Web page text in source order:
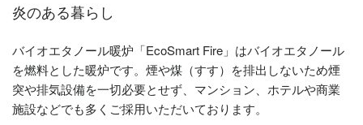
炎のある暮らし
バイオエタノール暖炉「EcoSmart Fire」はバイオエタノール
を燃料とした暖炉です。煙や煤（すす）を排出しないため煙
突や排気設備を一切必要とせず、マンション、ホテルや商業
施設などでも多くご採用いただいております。